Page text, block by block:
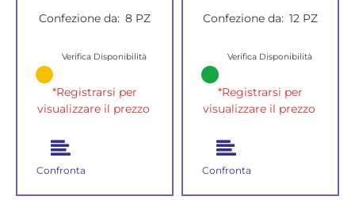
Confezione da: 8 PZ
Verifica Disponibilità
*Registrarsi per
visualizzare il prezzo
Confronta
Confezione da: 12 PZ
Verifica Disponibilità
*Registrarsi per
visualizzare il prezzo
Confronta